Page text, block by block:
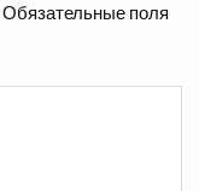
Обязательные поля